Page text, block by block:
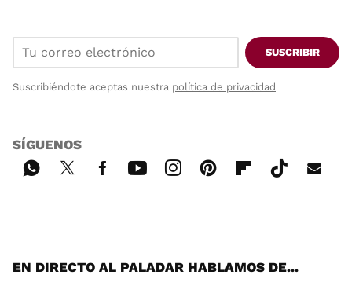
SUSCRIBIR
Suscribiéndote aceptas nuestra política de privacidad
SÍGUENOS
EN DIRECTO AL PALADAR HABLAMOS DE...